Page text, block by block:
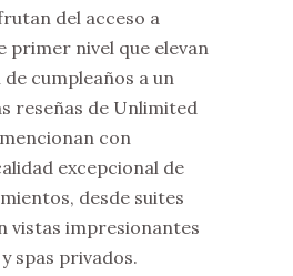
del acceso a
primer nivel que elevan
cumpleaños a un
reseñas de Unlimited
con
excepcional de
desde suites
vistas impresionantes
spas privados.